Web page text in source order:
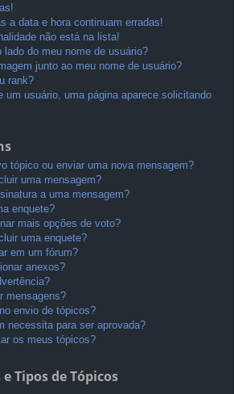
a data e hora continuam erradas!
não está na lista!
do meu nome de usuário?
junto ao meu nome de usuário?
rank?
um usuário, uma página aparece solicitando
tópico ou enviar uma nova mensagem?
uma mensagem?
a uma mensagem?
enquete?
mais opções de voto?
uma enquete?
em um fórum?
anexos?
mensagens?
envio de tópicos?
necessita para ser aprovada?
os meus tópicos?
Tipos de Tópicos